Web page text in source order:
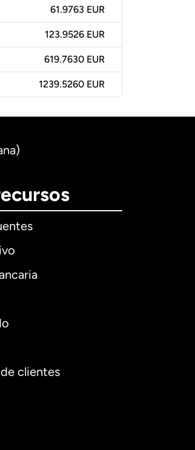
61.9763 EUR
123.9526 EUR
619.7630 EUR
1239.5260 EUR
clientes